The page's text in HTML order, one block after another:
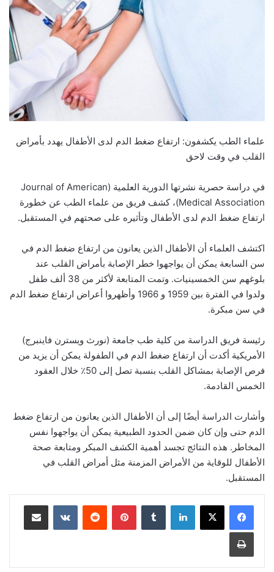
علماء الطب يكشفون: ارتفاع ضغط الدم لدى الأطفال يهدد بأمراض
القلب في وقت لاحق
في دراسة حصرية نشرتها الدورية العلمية (Journal of American
Medical Association)، كشف فريق من علماء الطب عن خطورة
ارتفاع ضغط الدم لدى الأطفال وتأثيره على صحتهم في المستقبل.
اكتشف العلماء أن الأطفال الذين يعانون من ارتفاع ضغط الدم في
سن السابعة يمكن أن يواجهوا خطر الإصابة بأمراض القلب عند
بلوغهم سن الخمسينيات. وتمت المتابعة لأكثر من 38 ألف طفل
ولدوا في الفترة بين 1959 و 1966 وأظهروا أعراض ارتفاع ضغط الدم
في سن مبكرة.
رئيسة فريق الدراسة من كلية طب جامعة (نورث ويسترن فاينبرج)
الأمريكية أكدت أن ارتفاع ضغط الدم في الطفولة يمكن أن يزيد من
فرص الإصابة بمشاكل القلب بنسبة تصل إلى 50٪ خلال العقود
الخمس القادمة.
وأشارت الدراسة أيضًا إلى أن الأطفال الذين يعانون من ارتفاع ضغط
الدم حتى وإن كان ضمن الحدود الطبيعية يمكن أن يواجهوا نفس
المخاطر. هذه النتائج تجسد أهمية الكشف المبكر ومتابعة صحة
الأطفال للوقاية من الأمراض المزمنة مثل أمراض القلب في
المستقبل.
لينكدإن بينتيريست